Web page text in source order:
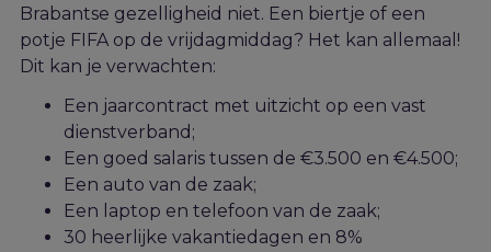
Brabantse gezelligheid niet. Een biertje of een
potje FIFA op de vrijdagmiddag? Het kan allemaal!
Dit kan je verwachten:
Een jaarcontract met uitzicht op een vast
dienstverband;
Een goed salaris tussen de €3.500 en €4.500;
Een auto van de zaak;
Een laptop en telefoon van de zaak;
30 heerlijke vakantiedagen en 8%